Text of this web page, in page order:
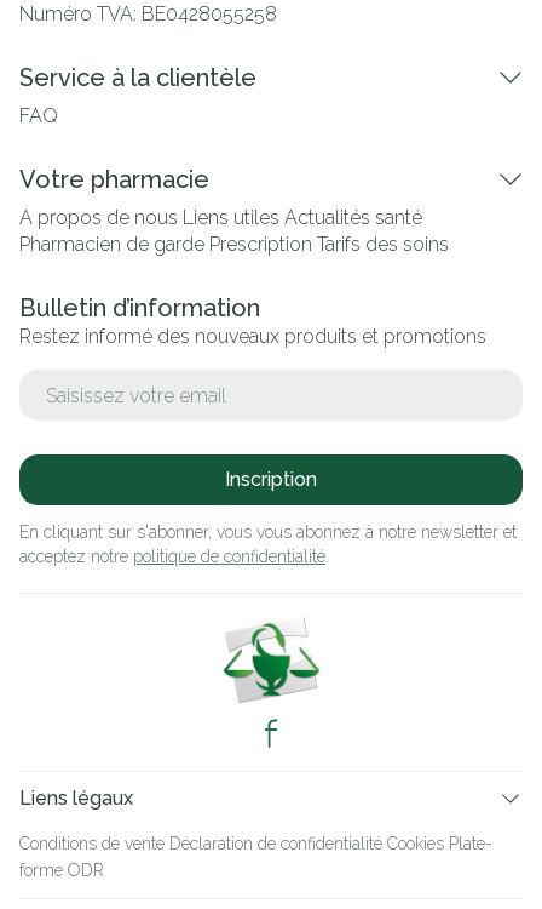
Numéro TVA: BE0428055258
Service à la clientèle
FAQ
Votre pharmacie
A propos de nous Liens utiles Actualités santé
Pharmacien de garde Prescription Tarifs des soins
Bulletin d’information
Restez informé des nouveaux produits et promotions
Inscription
En cliquant sur s'abonner, vous vous abonnez à notre newsletter et
acceptez notre politique de confidentialité
Liens légaux
Conditions de vente Déclaration de confidentialité Cookies Plate-
forme ODR